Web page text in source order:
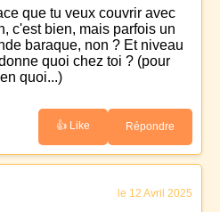
que tu veux couvrir avec
c'est bien, mais parfois un
baraque, non ? Et niveau
quoi chez toi ? (pour
quoi...)
👍 Like Répondre
le 12 Avril 2025